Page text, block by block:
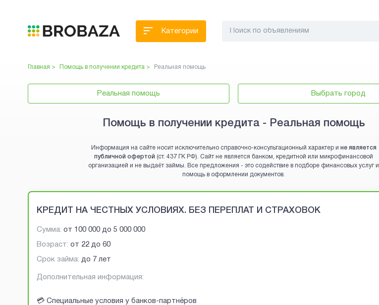
Категории
Главная > Помощь в получении кредита > Реальная помощь
Реальная помощь Выбрать город
Помощь в получении кредита - Реальная помощь
Информация на сайте носит исключительно справочно-консультационный характер и не является
публичной офертой (ст. 437 ГК РФ). Сайт не является банком, кредитной или микрофинансовой
организацией и не выдаёт займы. Все предложения - это содействие в подборе финансовых услуг и
помощь в оформлении документов.
Brobaza - VIP-объявления
КРЕДИТ НА ЧЕСТНЫХ УСЛОВИЯХ. БЕЗ ПЕРЕПЛАТ И СТРАХОВОК
Сумма: от 100 000 до 5 000 000
Возраст: от 22 до 60
Срок займа: до 7 лет
Дополнительная информация:
💳 Специальные условия у банков-партнёров